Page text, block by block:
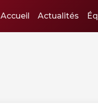
Accueil Actualités